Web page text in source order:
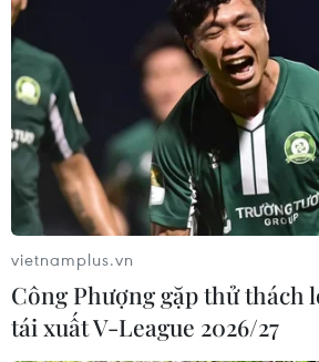
vietnamplus.vn
Công Phượng gặp thử thách
tái xuất V-League 2026/27